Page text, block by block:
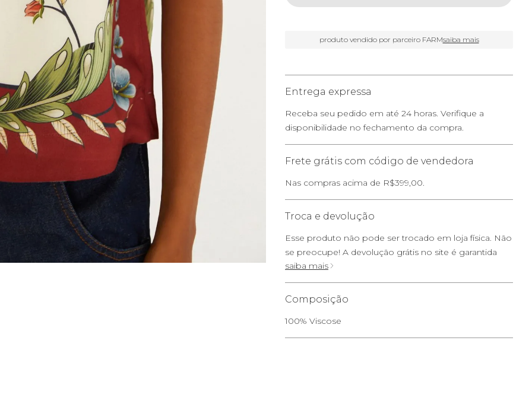
produto vendido por parceiro FARMsaiba mais
Entrega expressa
Receba seu pedido em até 24 horas. Verifique a
disponibilidade no fechamento da compra.
Frete grátis com código de vendedora
Nas compras acima de R$399,00.
Troca e devolução
Esse produto não pode ser trocado em loja física. Não
se preocupe! A devolução grátis no site é garantida
saiba mais
Composição
100% Viscose